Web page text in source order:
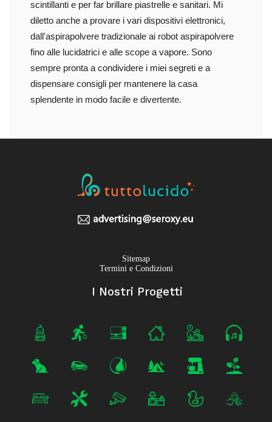
scintillanti e per far brillare piastrelle e sanitari. Mi
diletto anche a provare i vari dispositivi elettronici,
dall'aspirapolvere tradizionale ai robot aspirapolvere
fino alle lucidatrici e alle scope a vapore. Sono
sempre pronta a condividere i miei segreti e a
dispensare consigli per mantenere la casa
splendente in modo facile e divertente.
Sitemap
Termini e Condizioni
I Nostri Progetti